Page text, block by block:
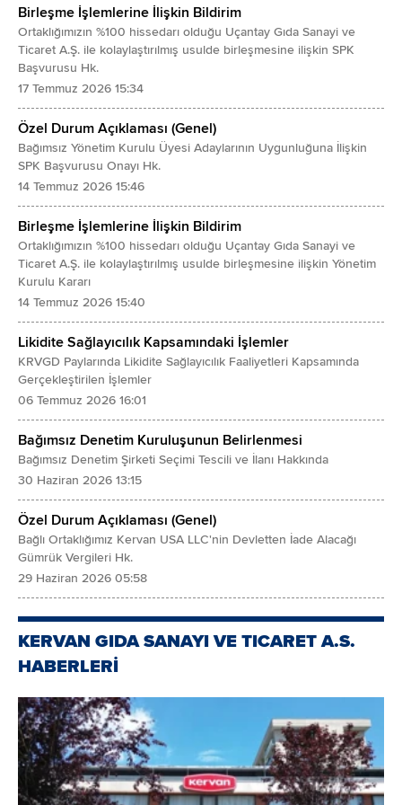
pozisyonlar sonucunda zarar oluştu.
4) Yatırım faaliyetlerinden kaynaklı giderlerde
yaşanan artışlar (-34 mn TL): 2024 yılının Nisan
ayında satın alınan Dryff şirketinin satın alım
bedelinden kaynaklanan yaklaşık 29 milyon TL
yatırım faaliyetlerinden giderler
kaleminde muhasebeleşti.
5) Vergi giderinde yaşanan azalışlar (187 mn TL):
2023 yılının ilk yarısına kıyasla 2024 yılının ilk
yarısında vergi gideri 187 milyon TL azaldı.
6) Esas faaliyetlerden diğer gelirlerde yaşanan
artışlar (107 mn TL): 2024 yılında sigorta tazmin
gelirleri, Turquality gelirleri ve ertelenmiş
finansman gelirlerinde artış yaşandı.
Kervan Gıda borçluluk durumu
nedeniyle net borç yaklaşık 102 milyon ABD Doları
seviyesine ulaştı (yaklaşık 30 milyon ABD Doları
yatırım harcaması - en yüksek tutar GES yatırımı).
• İlk yarı faiz gideri 301,8 milyon TL. Ortalama
finansman maliyeti yaklaşık 18,6%.
KRVGD işletme sermayesinde düşüş
yaşanıyor
Kervan Gıda'nın yatırımları
2024 yılının ilk yarısında yüksek yatırım harcaması:
Yaklaşık 30 milyon ABD Doları
• İlk yarı için en yüksek tutarlı yatırım harcaması:
Birleşme İşlemlerine İlişkin Bildirim
Ortaklığımızın %100 hissedarı olduğu Uçantay Gıda Sanayi ve
Ticaret A.Ş. ile kolaylaştırılmış usulde birleşmesine ilişkin SPK
Başvurusu Hk.
17 Temmuz 2026 15:34
Özel Durum Açıklaması (Genel)
Bağımsız Yönetim Kurulu Üyesi Adaylarının Uygunluğuna İlişkin
SPK Başvurusu Onayı Hk.
14 Temmuz 2026 15:46
Birleşme İşlemlerine İlişkin Bildirim
Ortaklığımızın %100 hissedarı olduğu Uçantay Gıda Sanayi ve
Ticaret A.Ş. ile kolaylaştırılmış usulde birleşmesine ilişkin Yönetim
Kurulu Kararı
14 Temmuz 2026 15:40
Likidite Sağlayıcılık Kapsamındaki İşlemler
KRVGD Paylarında Likidite Sağlayıcılık Faaliyetleri Kapsamında
Gerçekleştirilen İşlemler
06 Temmuz 2026 16:01
Bağımsız Denetim Kuruluşunun Belirlenmesi
Bağımsız Denetim Şirketi Seçimi Tescili ve İlanı Hakkında
30 Haziran 2026 13:15
Özel Durum Açıklaması (Genel)
Bağlı Ortaklığımız Kervan USA LLC'nin Devletten İade Alacağı
Gümrük Vergileri Hk.
29 Haziran 2026 05:58
KERVAN GIDA SANAYI VE TICARET A.S.
HABERLERİ